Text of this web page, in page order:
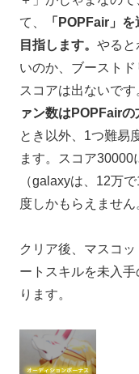
て、
「POPFair」
目指します。 やると
いのか、ブースト
スコアは出ないです
ァン数はPOPFairの
とき以外、1つ難易
ます。スコア30000
（galaxyは、12万
度しかもらえません
クリア後、マスコ
ートスキルを未入
ります。